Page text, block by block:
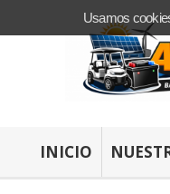
INICIO
Usamos